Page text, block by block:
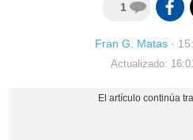
1
Fran G. Matas·
Actualizado: